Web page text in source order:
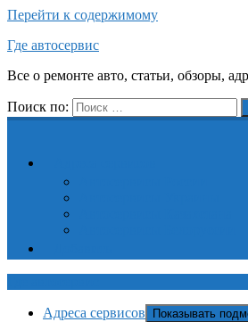
Перейти к содержимому
Где автосервис
Все о ремонте авто, статьи, обзоры,
Поиск по:
Адреса сервисов Показывать